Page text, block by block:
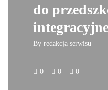
do
By redakcja serwisu
0 0 0